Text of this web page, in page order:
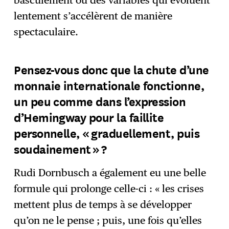
lentement s’accélèrent de manière
spectaculaire.
Pensez-vous donc que la chute d’une
monnaie internationale fonctionne,
un peu comme dans l’expression
d’Hemingway pour la faillite
personnelle, « graduellement, puis
soudainement » ?
Rudi Dornbusch a également eu une belle
formule qui prolonge celle-ci : « les crises
mettent plus de temps à se développer
qu’on ne le pense ; puis, une fois qu’elles